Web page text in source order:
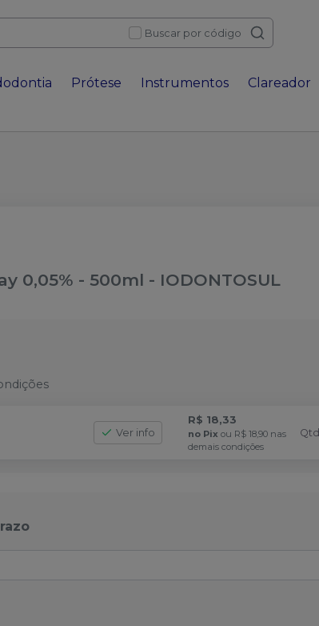
Buscar por código
Prótese Instrumentos Clareador
0,05% - 500ml - IODONTOSUL
Ver info
R$ 18,33
no Pix ou R$ 18,90 nas
demais condições
Qtd